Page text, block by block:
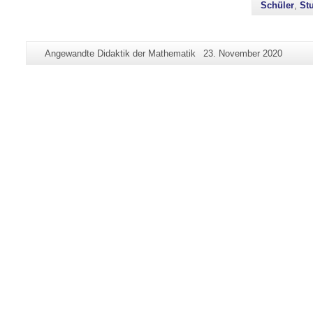
Schüler ,
Zusätzliche
Seiten-
Angewandte Didaktik der Mathematik
Letzte
23. November 2020